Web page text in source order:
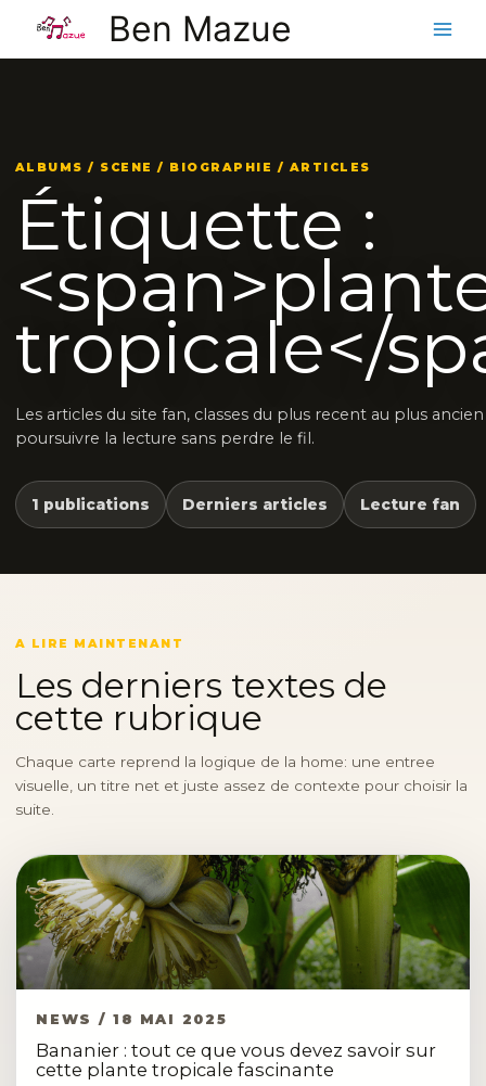
contenu
Ben Mazue
ALBUMS / SCENE / BIOGRAPHIE / ARTICLES
Étiquette :
tropicale</
Les articles du site fan, classes du plus recent au plus
poursuivre la lecture sans perdre le fil.
1 publications Derniers articles Lecture fan
A LIRE MAINTENANT
Les derniers textes de
cette rubrique
Chaque carte reprend la logique de la home: une entree
visuelle, un titre net et juste assez de contexte pour choisir la
suite.
NEWS / 18 MAI 2025
Bananier : tout ce que vous devez savoir sur
cette plante tropicale fascinante